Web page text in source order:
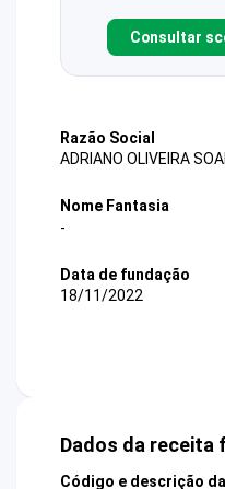
Consultar
Razão Social
ADRIANO OLIVEIRA
Nome Fantasia
-
Data de fundação
18/11/2022
Dados da receita
Código e descrição